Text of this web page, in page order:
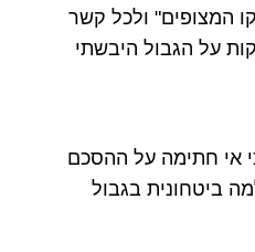
המצופים" ולכל קשר
על הגבול היבשתי
אי חתימה על ההסכם
ביטחונית בגבול